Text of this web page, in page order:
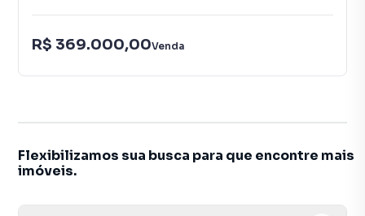
R$ 369.000,00Venda
Flexibilizamos sua busca para que encontre mais
imóveis.